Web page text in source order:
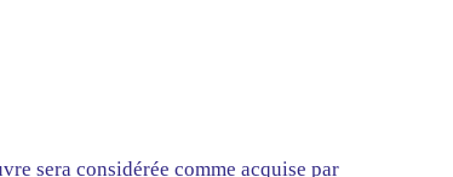
sera considérée comme acquise par